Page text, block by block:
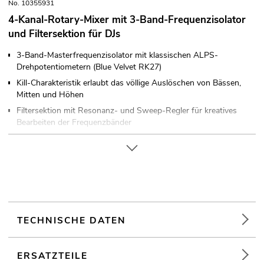
No. 10355931
4-Kanal-Rotary-Mixer mit 3-Band-Frequenzisolator
und Filtersektion für DJs
3-Band-Masterfrequenzisolator mit klassischen ALPS-
Drehpotentiometern (Blue Velvet RK27)
Kill-Charakteristik erlaubt das völlige Auslöschen von Bässen,
Mitten und Höhen
Filtersektion mit Resonanz- und Sweep-Regler für kreatives
Bearbeiten der Frequenzbänder
EQ und Phono/Line-Umschaltung
hervorragende Klangeigenschaften
16-stellige Stereo-LED-Pegelanzeige, umschaltbar zwischen
TECHNISCHE DATEN
ERSATZTEILE